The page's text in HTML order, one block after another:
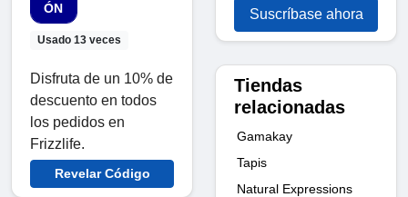
ÓN
Usado 13 veces
Disfruta de un 10% de
descuento en todos
los pedidos en
Frizzlife.
Revelar Código
Suscríbase ahora
Tiendas
relacionadas
Gamakay
Tapis
Natural Expressions